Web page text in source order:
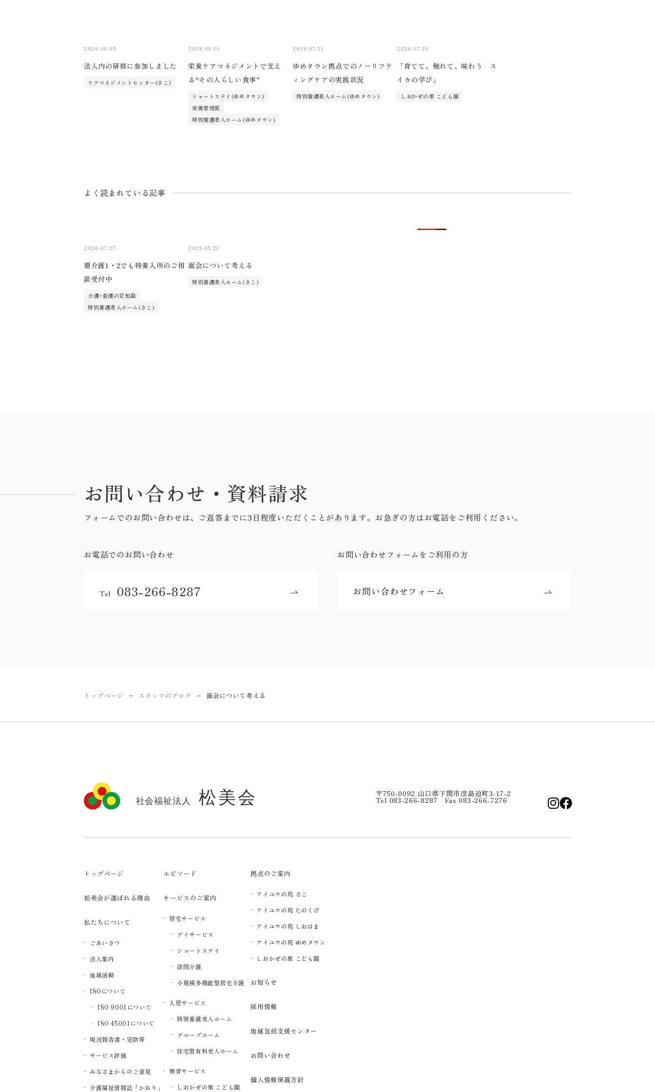
2026.08.05
法人内の研修に参加しました
ケアマネジメントセンター(さこ)
2026.08.01
栄養ケアマネジメントで支え
る“その人らしい食事”
ショートステイ(ゆめタウン)
栄養管理部
特別養護老人ホーム(ゆめタウン)
2026.07.31
ゆめタウン拠点でのノーリフテ
ィングケアの実践状況
特別養護老人ホーム(ゆめタウン)
2026.07.30
「育てて、触れて、味わう ス
イカの学び」
しおかぜの里 こども園
よく読まれている記事
2026.07.27
要介護1・2でも特養入所のご相
談受付中
介護･看護の豆知識
特別養護老人ホーム(さこ)
2025.05.21
面会について考える
特別養護老人ホーム(さこ)
お問い合わせ ・資料請求
フォームでのお問い合わせは、ご返答までに3日程度いただくことがあります。お急ぎの方はお電話をご利用ください。
お電話でのお問い合わせ
Tel 083-266-8287
お問い合わせフォームをご利用の方
お問い合わせフォーム
トップページ ー スタッフのブログ ー 面会について考える
〒750-0092 山口県下関市彦島迫町3-17-2
Tel 083-266-8287 Fax 083-266-7276
トップページ
松美会が選ばれる理由
私たちについて
ごあいさつ
法人案内
地域活動
ISOについて
ISO 9001について
ISO 45001について
現況報告書・定款等
サービス評価
みなさまからのご意見
介護福祉情報誌「かおり」
エピソード
サービスのご案内
居宅サービス
デイサービス
ショートステイ
訪問介護
小規模多機能型居宅介護
入居サービス
特別養護老人ホーム
グループホーム
住宅型有料老人ホーム
保育サービス
しおかぜの里 こども園
拠点のご案内
アイユウの苑 さこ
アイユウの苑 たのくび
アイユウの苑 しおはま
アイユウの苑 ゆめタウン
しおかぜの里 こども園
お知らせ
採用情報
地域包括支援センター
お問い合わせ
個人情報保護方針